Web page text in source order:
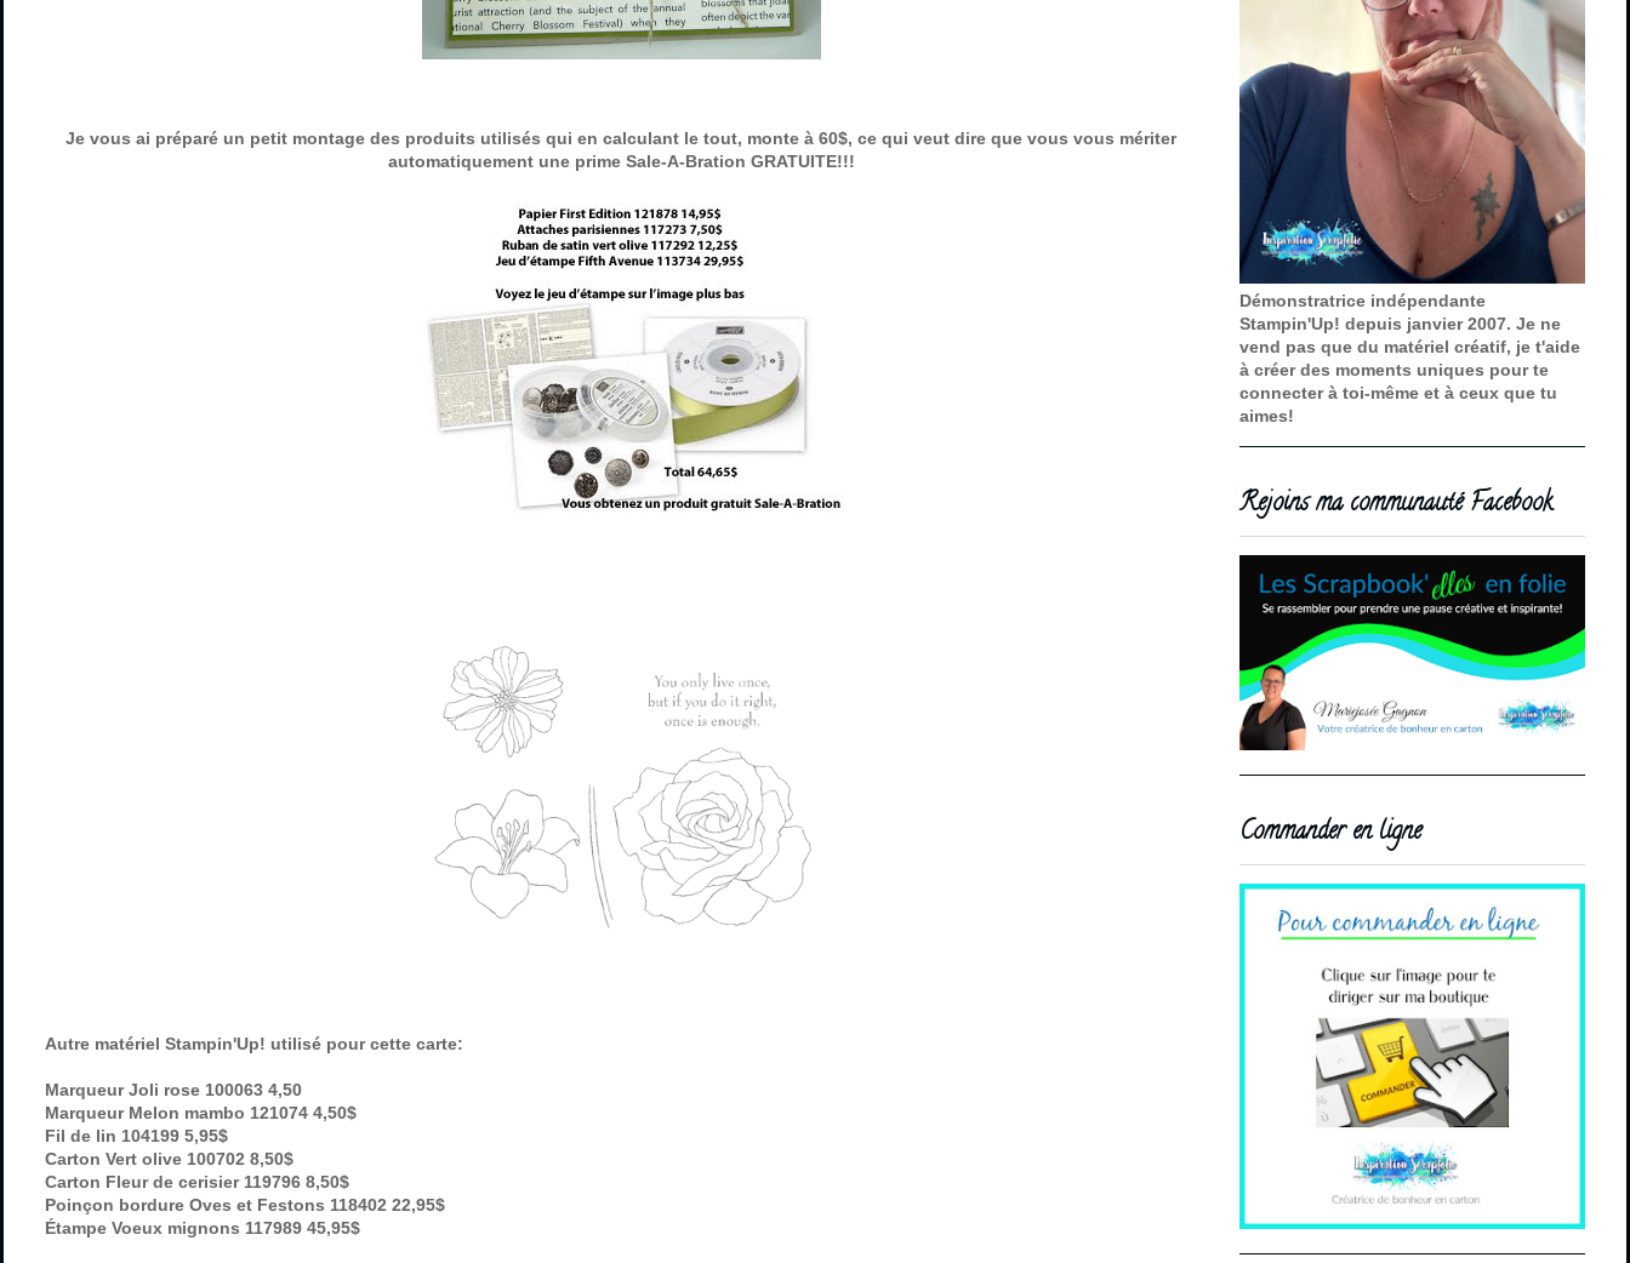
Je vous ai préparé un petit montage des produits utilisés qui en calculant le tout, monte à 60$, ce qui veut dire que vous vous mériter
automatiquement une prime Sale-A-Bration GRATUITE!!!
Autre matériel Stampin'Up! utilisé pour cette carte:
Marqueur Joli rose 100063 4,50
Marqueur Melon mambo 121074 4,50$
Fil de lin 104199 5,95$
Carton Vert olive 100702 8,50$
Carton Fleur de cerisier 119796 8,50$
Poinçon bordure Oves et Festons 118402 22,95$
Étampe Voeux mignons 117989 45,95$
Démonstratrice indépendante
Stampin'Up! depuis janvier 2007. Je ne
vend pas que du matériel créatif, je t'aide
à créer des moments uniques pour te
connecter à toi-même et à ceux que tu
aimes!
Rejoins ma communauté Facebook
Commander en ligne